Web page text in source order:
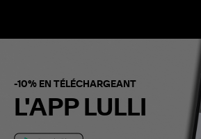
-10% EN TÉLÉCHARGEANT
L'APP LULLI